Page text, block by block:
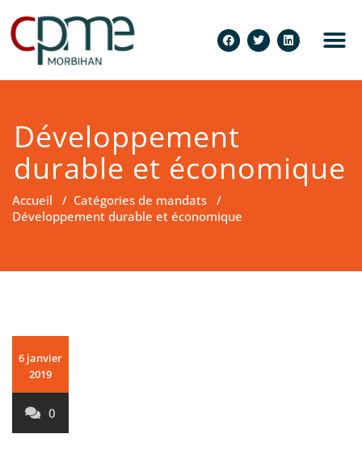
Développement
durable et économique
Accueil / Catégories de mandats /
Développement durable et économique
6 janvier
2019
0